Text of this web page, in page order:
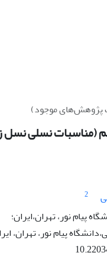
پژوهش‌های موجود)
(مناسبات نسلی
2
پیام نور، تهران،ایران؛
پیام نور، تهران،